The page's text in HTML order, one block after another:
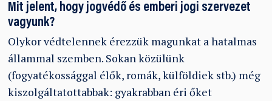
Mit jelent, hogy jogvédő és emberi jogi szervezet
vagyunk?
Olykor védtelennek érezzük magunkat a hatalmas
állammal szemben. Sokan közülünk
(fogyatékossággal élők, romák, külföldiek stb.) még
kiszolgáltatottabbak: gyakrabban éri őket